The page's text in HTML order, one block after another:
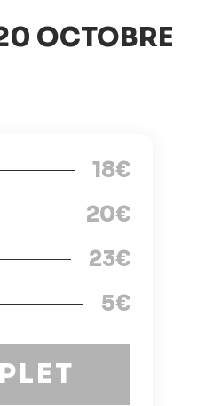
OCTOBRE
18€
20€
23€
5€